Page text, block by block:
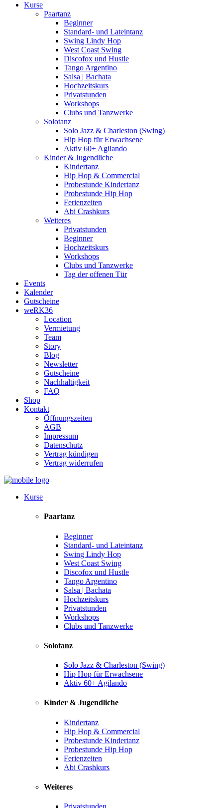
Kurse
Paartanz
Beginner
Standard- und Lateintanz
Swing Lindy Hop
West Coast Swing
Discofox und Hustle
Tango Argentino
Salsa | Bachata
Hochzeitskurs
Privatstunden
Workshops
Clubs und Tanzwerke
Solotanz
Solo Jazz & Charleston (Swing)
Hip Hop für Erwachsene
Aktiv 60+ Agilando
Kinder & Jugendliche
Kindertanz
Hip Hop & Commercial
Probestunde Kindertanz
Probestunde Hip Hop
Ferienzeiten
Abi Crashkurs
Weiteres
Privatstunden
Beginner
Hochzeitskurs
Workshops
Clubs und Tanzwerke
Tag der offenen Tür
Events
Kalender
Gutscheine
weRK36
Location
Vermietung
Team
Story
Blog
Newsletter
Gutscheine
Nachhaltigkeit
FAQ
Shop
Kontakt
Öffnungszeiten
AGB
Impressum
Datenschutz
Vertrag kündigen
Vertrag widerrufen
Kurse
Paartanz
Beginner
Standard- und Lateintanz
Swing Lindy Hop
West Coast Swing
Discofox und Hustle
Tango Argentino
Salsa | Bachata
Hochzeitskurs
Privatstunden
Workshops
Clubs und Tanzwerke
Solotanz
Solo Jazz & Charleston (Swing)
Hip Hop für Erwachsene
Aktiv 60+ Agilando
Kinder & Jugendliche
Kindertanz
Hip Hop & Commercial
Probestunde Kindertanz
Probestunde Hip Hop
Ferienzeiten
Abi Crashkurs
Weiteres